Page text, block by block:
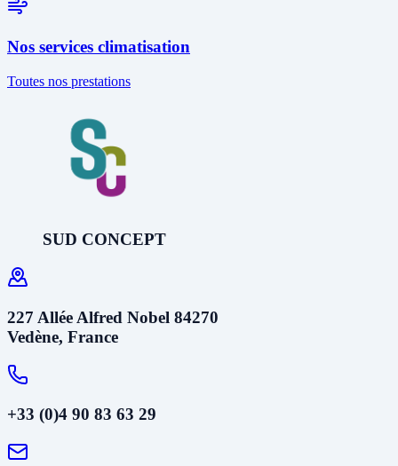
Nos services climatisation
Toutes nos prestations
SUD CONCEPT
227 Allée Alfred Nobel 84270
Vedène, France
+33 (0)4 90 83 63 29